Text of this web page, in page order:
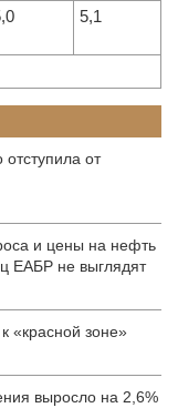
5,1
от
и цены на нефть
ЕАБР не выглядят
«красной зоне»
выросло на 2,6%